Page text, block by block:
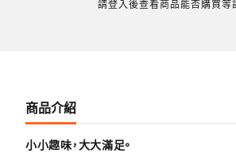
請登入後查看商品能否購買等
商品介紹
小小趣味，大大滿足。